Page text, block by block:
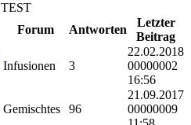
TEST
Forum Antworten
Letzter
Beitrag
Infusionen 3
22.02.2018
00000002
16:56
Gemischtes 96
21.09.2017
00000009